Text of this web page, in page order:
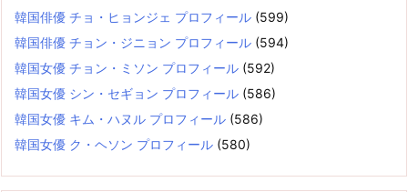
韓国俳優 チョ・ヒョンジェ プロフィール (599)
韓国俳優 チョン・ジニョン プロフィール (594)
韓国女優 チョン・ミソン プロフィール (592)
韓国女優 シン・セギョン プロフィール (586)
韓国女優 キム・ハヌル プロフィール (586)
韓国女優 ク・ヘソン プロフィール (580)